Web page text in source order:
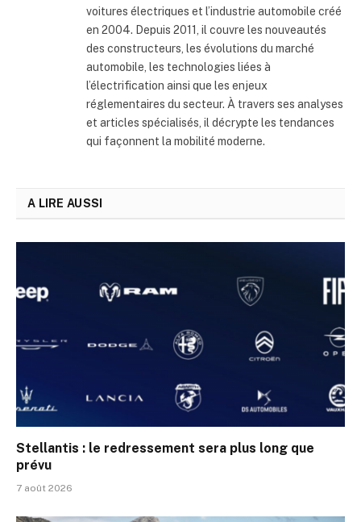
voitures électriques et l’industrie automobile créé
en 2004. Depuis 2011, il couvre les nouveautés
des constructeurs, les évolutions du marché
automobile, les technologies liées à
l’électrification ainsi que les enjeux
réglementaires du secteur. À travers ses analyses
et articles spécialisés, il décrypte les tendances
qui façonnent la mobilité moderne.
A LIRE AUSSI
Stellantis : le redressement sera plus long que
prévu
7 août 2026